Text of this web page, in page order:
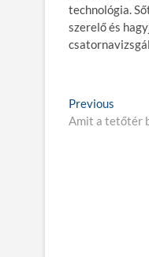
technológia.
szerelő és
B
e
Previous
r
Amit a tetőtér